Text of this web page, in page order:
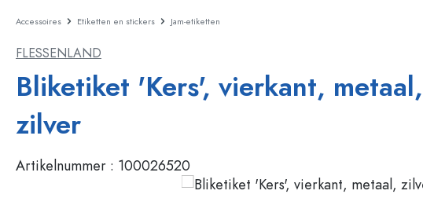
Flessen
Vooraadverpakkingen
Servies
Cosmetische verpakkingen
Flessen per merk
WECK flessen
Glazen flessen 100 ml
Accessoires Etiketten en stickers Jam-etiketten
FLESSENLAND
Bliketiket 'Kers', vierkant, metaal,
zilver
Artikelnummer : 100026520